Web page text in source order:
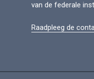
van de federale
Raadpleeg de